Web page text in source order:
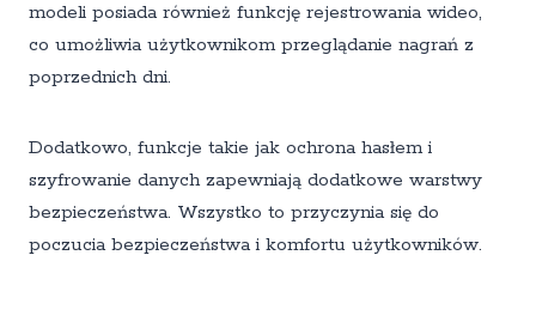
modeli posiada również funkcję rejestrowania wideo,
co umożliwia użytkownikom przeglądanie nagrań z
poprzednich dni.
Dodatkowo, funkcje takie jak ochrona hasłem i
szyfrowanie danych zapewniają dodatkowe warstwy
bezpieczeństwa. Wszystko to przyczynia się do
poczucia bezpieczeństwa i komfortu użytkowników.